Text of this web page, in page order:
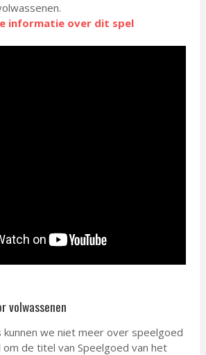
informatie over dit spel
volwassenen
kunnen we niet meer over speelgoed
de titel van Speelgoed van het